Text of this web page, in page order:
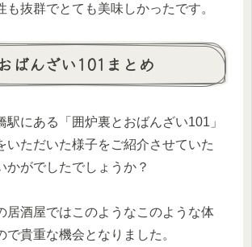
も抜群でとても美味しかったです。
ばんざい101まとめ
駅にある「囲炉裏とおばんざい101」
いただいた様子をご紹介させていた
かがでしたでしょうか？
居酒屋ではこのようなこのような体
で貴重な機会となりました。